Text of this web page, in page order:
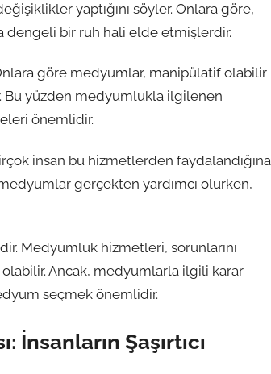
yaptığını söyler. Onlara göre,
dengeli bir ruh hali elde etmişlerdir.
göre medyumlar, manipülatif olabilir
Bu yüzden medyumlukla ilgilenen
önemlidir.
insan bu hizmetlerden faydalandığına
gerçekten yardımcı olurken,
Medyumluk hizmetleri, sorunlarını
Ancak, medyumlarla ilgili karar
seçmek önemlidir.
İnsanların Şaşırtıcı